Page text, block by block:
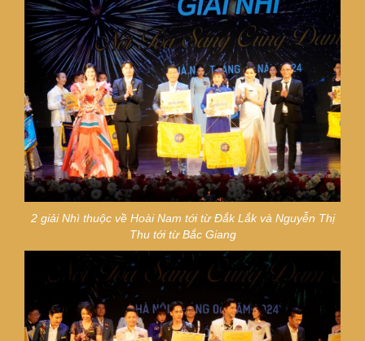
2 giải Nhì thuộc vềHoài Nam tới từ Đắk Lắk và Nguyễn Thị
Thu tới từ Bắc Giang